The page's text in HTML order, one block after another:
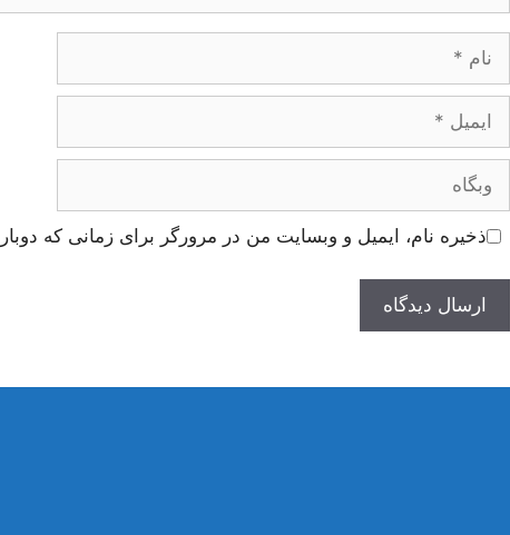
ایمیل
وبگاه
ذخیره نام، ایمیل و وبسایت من در مرورگر برای زمانی که